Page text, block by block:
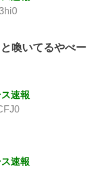
喚いてるやべー
速報
速報